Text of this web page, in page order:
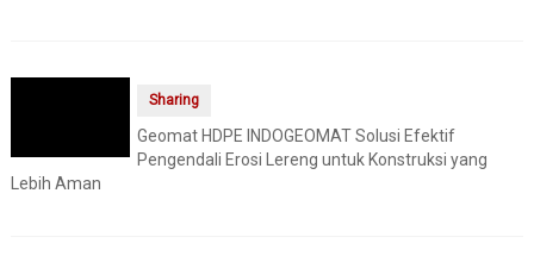
Sharing
Geomat HDPE INDOGEOMAT Solusi Efektif
Pengendali Erosi Lereng untuk Konstruksi yang
Lebih Aman